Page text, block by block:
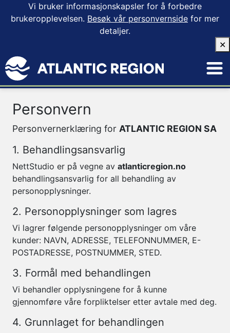
Vi bruker informasjonskapsler for å forbedre
brukeropplevelsen. Besøk vår personvernside for mer
detaljer.
✕
Personvern
Personvernerklæring for ATLANTIC REGION SA
1. Behandlingsansvarlig
NettStudio er på vegne av atlanticregion.no
behandlingsansvarlig for all behandling av
personopplysninger.
2. Personopplysninger som lagres
Vi lagrer følgende personopplysninger om våre
kunder: NAVN, ADRESSE, TELEFONNUMMER, E-
POSTADRESSE, POSTNUMMER, STED.
3. Formål med behandlingen
Vi behandler opplysningene for å kunne
gjennomføre våre forpliktelser etter avtale med deg.
4. Grunnlaget for behandlingen